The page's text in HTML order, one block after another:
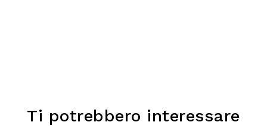
Ti potrebbero interessare